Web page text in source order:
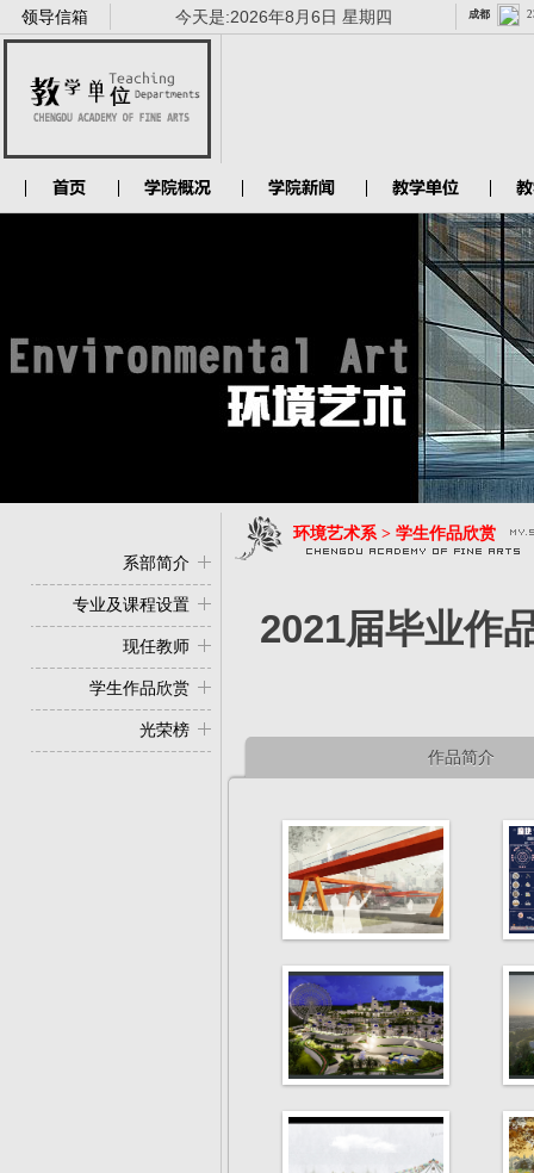
领导信箱 今天是:2026年8月6日 星期四
系部简介
专业及课程设置
现任教师
学生作品欣赏
光荣榜
环境艺术系 > 学生作品欣赏
2021届毕业作
作品简介